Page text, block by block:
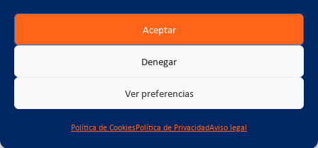
Aceptar
Denegar
Ver preferencias
Política de CookiesPolítica de PrivacidadAviso legal
Building Information Modelling
IoT y montorización de activos